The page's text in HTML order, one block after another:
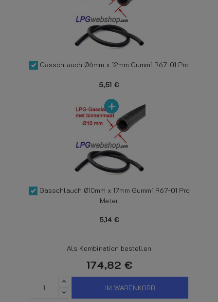
Gasschlauch Ø6mm x 12mm Gummi R67-01 Pro
5,51 €
Gasschlauch Ø10mm x 17mm Gummi R67-01 Pro
Meter
5,14 €
Als Kombination bestellen
174,82 €
IM WARENKORB